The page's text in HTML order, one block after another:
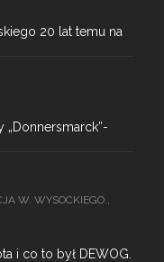
20 lat temu na
„Donnersmarck”-
W. WYSOCKIEGO.,
i co to był DEWOG.